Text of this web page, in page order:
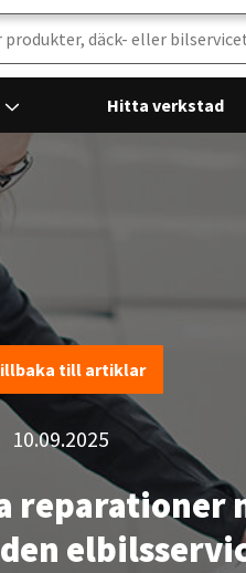
Hitta verkstad
till artiklar
till artiklar
10.09.2025
reparationer